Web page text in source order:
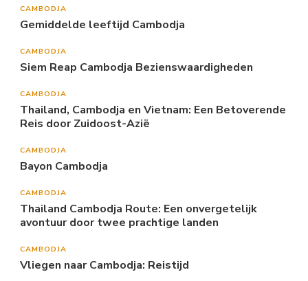
CAMBODJA
Gemiddelde leeftijd Cambodja
CAMBODJA
Siem Reap Cambodja Bezienswaardigheden
CAMBODJA
Thailand, Cambodja en Vietnam: Een Betoverende
Reis door Zuidoost-Azië
CAMBODJA
Bayon Cambodja
CAMBODJA
Thailand Cambodja Route: Een onvergetelijk
avontuur door twee prachtige landen
CAMBODJA
Vliegen naar Cambodja: Reistijd